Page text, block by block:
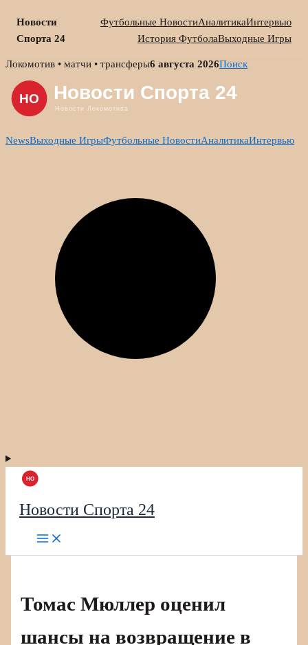
Новости
Спорта 24
Футбольные НовостиАналитикаИнтервью
История ФутболаВыходные Игры
Skip
content
Локомотив • матчи • трансферы6 августа 2026Поиск
NewsВыходные ИгрыФутбольные НовостиАналитикаИнтервью
Новости Спорта 24
Томас Мюллер оценил
шансы на возвращение в